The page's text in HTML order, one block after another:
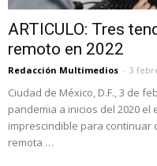
ARTICULO: Tres
remoto en 2022
Redacción Multimedios - 3
Ciudad de México, D.F., 3 de
pandemia a inicios del 2020
imprescindible para continuar
remota …